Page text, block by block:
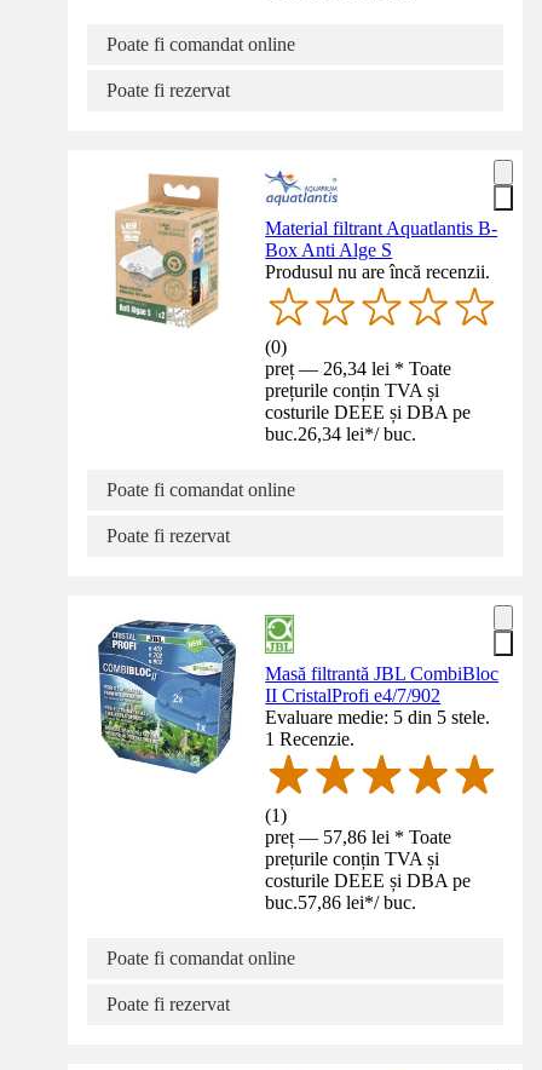
Poate fi comandat online
Poate fi rezervat
Material filtrant Aquatlantis B-
Box Anti Alge S
Produsul nu are încă recenzii.
(0)
preț — 26,34 lei * Toate
prețurile conțin TVA și
costurile DEEE și DBA pe
buc.26,34 lei*/ buc.
Poate fi comandat online
Poate fi rezervat
Masă filtrantă JBL CombiBloc
II CristalProfi e4/7/902
Evaluare medie: 5 din 5 stele.
1 Recenzie.
(1)
preț — 57,86 lei * Toate
prețurile conțin TVA și
costurile DEEE și DBA pe
buc.57,86 lei*/ buc.
Poate fi comandat online
Poate fi rezervat